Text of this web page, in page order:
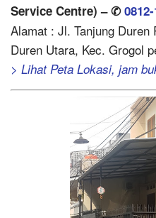
Service Centre) – ✆
Alamat : Jl. Tanjung Duren
Duren Utara, Kec. Grogol
> Lihat Peta Lokasi, jam